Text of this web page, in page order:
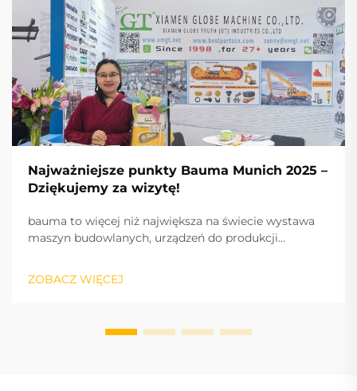
Najważniejsze punkty Bauma Munich 2025 –
Dziękujemy za wizytę!
bauma to więcej niż największa na świecie wystawa
maszyn budowlanych, urządzeń do produkcji
międzynarodowy silnik sukcesu, napędzający
ZOBACZ WIĘCEJ